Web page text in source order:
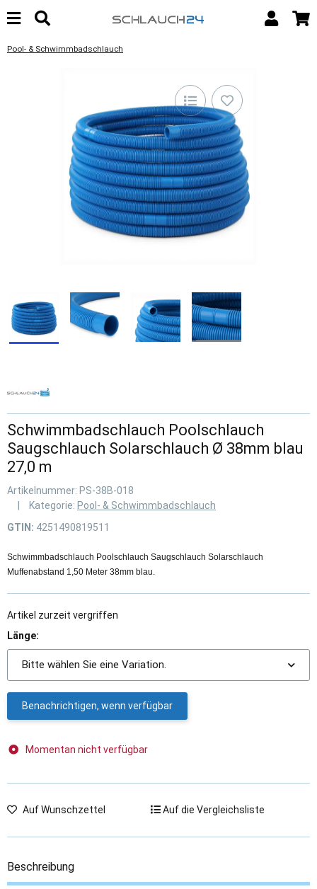
Pool- & Schwimmbadschlauch
Schwimmbadschlauch Poolschlauch
Saugschlauch Solarschlauch Ø 38mm blau
27,0 m
Artikelnummer: PS-38B-018
Kategorie: Pool- & Schwimmbadschlauch
GTIN: 4251490819511
Schwimmbadschlauch Poolschlauch Saugschlauch Solarschlauch
Muffenabstand 1,50 Meter 38mm blau.
Artikel zurzeit vergriffen
Länge:
Bitte wählen Sie eine Variation.
Benachrichtigen, wenn verfügbar
Momentan nicht verfügbar
Auf Wunschzettel Auf die Vergleichsliste
Beschreibung